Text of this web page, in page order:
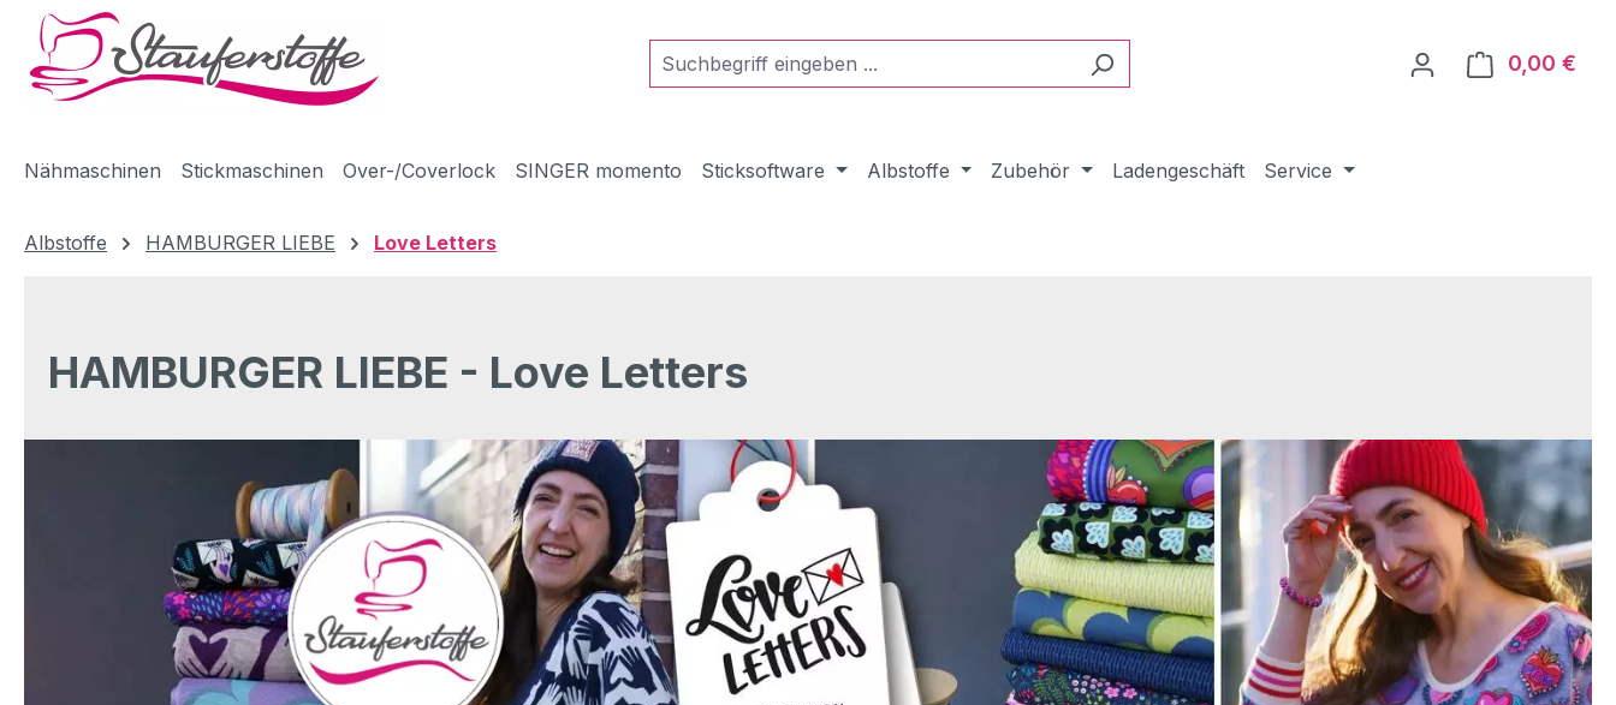
Hauptinhalt springen
Zur Suche springen
Zur Hauptnavigation springen
0,00 €
Nähmaschinen Stickmaschinen Over-/Coverlock SINGER momento Sticksoftware Albstoffe Zubehör Ladengeschäft Service
Albstoffe HAMBURGER LIEBE Love Letters
HAMBURGER LIEBE - Love Letters